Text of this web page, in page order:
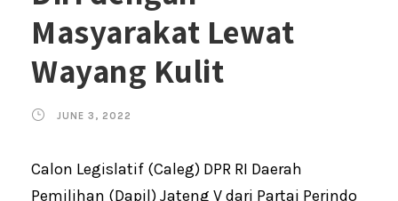
Masyarakat Lewat
Wayang Kulit
JUNE 3, 2022
Calon Legislatif (Caleg) DPR RI Daerah
Pemilihan (Dapil) Jateng V dari Partai Perindo